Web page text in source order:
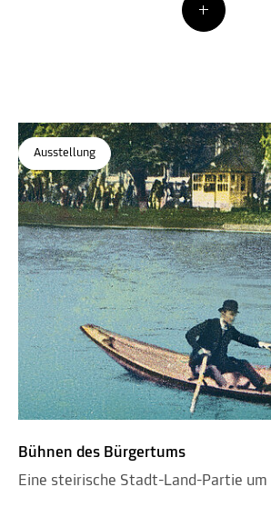
Ausstellung
Bühnen des Bürgertums
Eine steirische Stadt-Land-Partie um